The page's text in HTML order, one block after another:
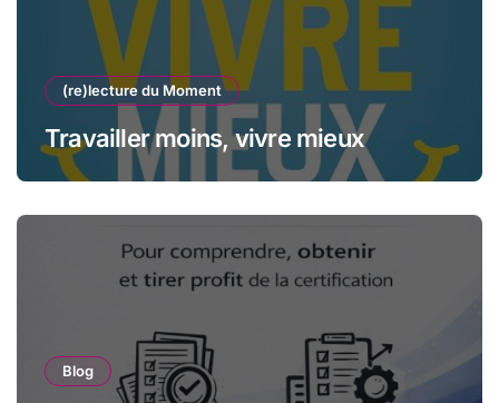
(re)lecture du Moment
Travailler moins, vivre mieux
Blog